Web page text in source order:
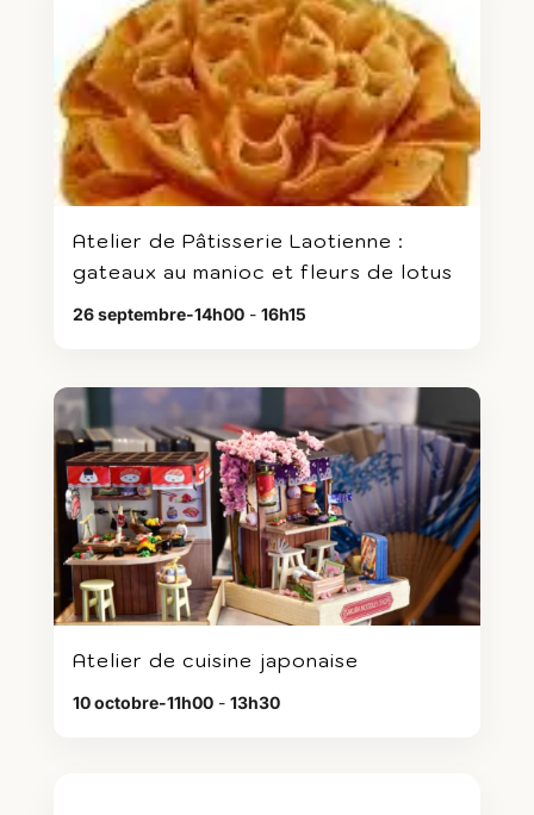
Atelier de Pâtisserie Laotienne :
gateaux au manioc et fleurs de lotus
26 septembre-14h00- 16h15
Atelier de cuisine japonaise
10 octobre-11h00- 13h30